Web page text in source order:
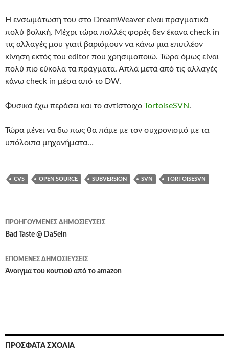
Η ενσωμάτωσή του στο DreamWeaver είναι πραγματικά
πολύ βολική. Μέχρι τώρα πολλές φορές δεν έκανα check in
τις αλλαγές μου γιατί βαριόμουν να κάνω μια επιπλέον
κίνηση εκτός του editor που χρησιμοποιώ. Τώρα όμως είναι
πολύ πιο εύκολα τα πράγματα. Απλά μετά από τις αλλαγές
κάνω check in μέσα από το DW.
Φυσικά έχω περάσει και το αντίστοιχο TortoiseSVN.
Τώρα μένει να δω πως θα πάμε με τον συχρονισμό με τα
υπόλοιπα μηχανήματα…
CVS OPEN SOURCE SUBVERSION SVN TORTOISESVN
Πλοήγηση
άρθρων
ΠΡΟΗΓΟΎΜΕΝΕΣ ΔΗΜΟΣΙΕΎΣΕΙΣ
Bad Taste @ DaSein
ΕΠΌΜΕΝΕΣ ΔΗΜΟΣΙΕΎΣΕΙΣ
Άνοιγμα του κουτιού από το amazon
ΠΡΌΣΦΑΤΑ ΣΧΌΛΙΑ